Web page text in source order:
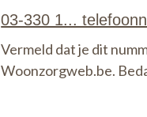
Vermeld dat je dit
Woonzorgweb.be.